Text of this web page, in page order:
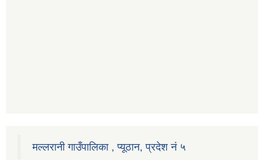
मल्लरानी गाउँपालिका , प्यूठान, प्रदेश नं ५